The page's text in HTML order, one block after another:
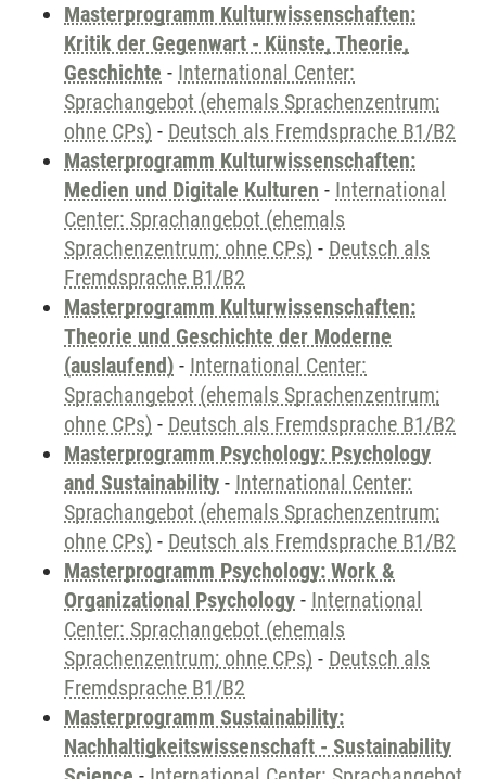
Masterprogramm Kulturwissenschaften:
Kritik der Gegenwart - Künste, Theorie,
Geschichte - International Center:
Sprachangebot (ehemals Sprachenzentrum;
ohne CPs) - Deutsch als Fremdsprache B1/B2
Masterprogramm Kulturwissenschaften:
Medien und Digitale Kulturen - International
Center: Sprachangebot (ehemals
Sprachenzentrum; ohne CPs) - Deutsch als
Fremdsprache B1/B2
Masterprogramm Kulturwissenschaften:
Theorie und Geschichte der Moderne
(auslaufend) - International Center:
Sprachangebot (ehemals Sprachenzentrum;
ohne CPs) - Deutsch als Fremdsprache B1/B2
Masterprogramm Psychology: Psychology
and Sustainability - International Center:
Sprachangebot (ehemals Sprachenzentrum;
ohne CPs) - Deutsch als Fremdsprache B1/B2
Masterprogramm Psychology: Work &
Organizational Psychology - International
Center: Sprachangebot (ehemals
Sprachenzentrum; ohne CPs) - Deutsch als
Fremdsprache B1/B2
Masterprogramm Sustainability:
Nachhaltigkeitswissenschaft - Sustainability